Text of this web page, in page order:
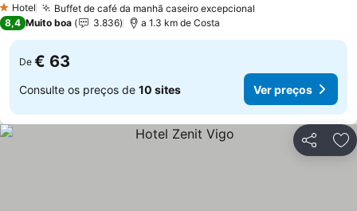
1 Estrelas
Hotel Buffet de café da manhã caseiro excepcional
8,4 Muito boa 3.836 a 1.3 km de Costa
De € 63
Consulte os preços de 10 sites Ver preços
Partilhar